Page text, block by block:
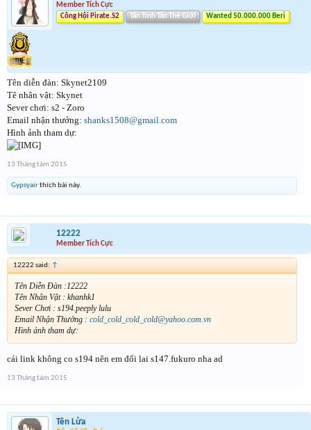
Member Tích Cực
Công Hội Pirate.S2
Tân Tinh Tân Thế Giới Wanted 50.000.000 Beri
Tên diễn đàn: Skynet2109
Tê nhân vật: Skynet
Sever chơi: s2 - Zoro
Email nhận thưởng: shanks1508@gmail.com
Hình ảnh tham dự:
13 Tháng tám 2015
Gypsyairthích bài này.
12222
Member Tích Cực
12222 said: ↑
Tên Diễn Đàn :12222
Tên Nhân Vật : khanhk1
Sever Chơi : s194.peeply lulu
Email Nhận Thưởng : cold_cold_cold_cold@yahoo.com.vn
Hình ảnh tham dự:
cái link không co s194 nên em đổi lai s147.fukuro nha ad
13 Tháng tám 2015
Tên Lửa